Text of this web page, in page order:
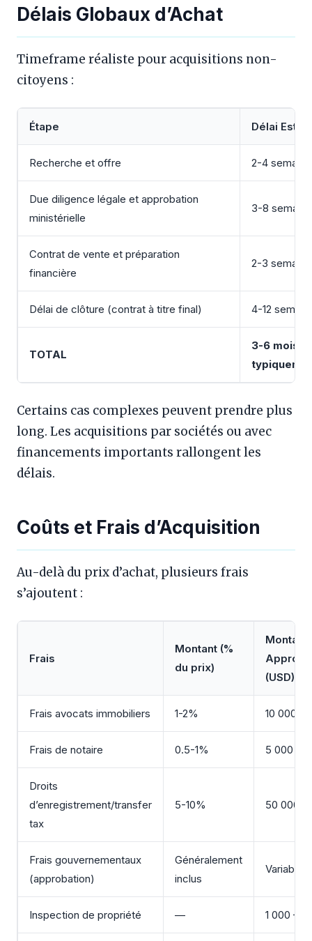
Délais Globaux d’Achat
Timeframe réaliste pour acquisitions non-
citoyens :
Étape Délai
Recherche et offre 2-4
Due diligence légale et approbation
ministérielle
3-8
Contrat de vente et préparation
financière
2-3
Délai de clôture (contrat à titre final) 4-12
TOTAL
3-6 mois
Certains cas complexes peuvent prendre plus
long. Les acquisitions par sociétés ou avec
financements importants rallongent les
délais.
Coûts et Frais d’Acquisition
Au-delà du prix d’achat, plusieurs frais
s’ajoutent :
Frais
Montant (%
du prix)
Montant
(USD)
Frais avocats immobiliers 1-2% 10 000 –
Frais de notaire 0.5-1% 5 000 –
Droits
d’enregistrement/transfer
tax
5-10% 50 000 –
Frais gouvernementaux
(approbation)
Généralement
inclus
Variable
Inspection de propriété — 1 000 – 3